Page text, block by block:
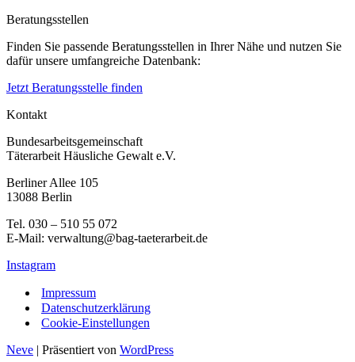
Beratungsstellen
Finden Sie passende Beratungsstellen in Ihrer Nähe und nutzen Sie
dafür unsere umfangreiche Datenbank:
Jetzt Beratungsstelle finden
Kontakt
Bundesarbeitsgemeinschaft
Täterarbeit Häusliche Gewalt e.V.
Berliner Allee 105
13088 Berlin
Tel. 030 – 510 55 072
E-Mail: verwaltung@bag-taeterarbeit.de
Instagram
Impressum
Datenschutzerklärung
Cookie-Einstellungen
Neve | Präsentiert von WordPress